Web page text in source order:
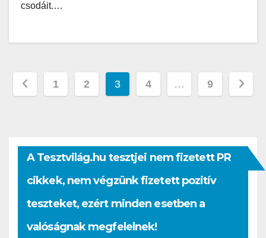
csodáit.…
Bejegyzések
1 2 3 4 … 9
A Tesztvilág.hu tesztjei nem fizetett PR
cikkek, nem végzünk fizetett pozitív
teszteket, ezért minden esetben a
valóságnak megfelelnek!